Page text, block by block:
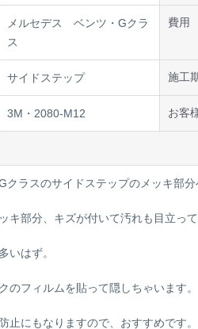
メルセデス ベンツ・Gクラ
ス
費用
サイドステップ 施工
3M・2080-M12 お客
クラスのサイドステップのメッキ部
キ部分、キズが付いて汚れも目立って
いはず。
のフィルムを貼って隠しちゃいます。
止にもなりますので、おすすめです。